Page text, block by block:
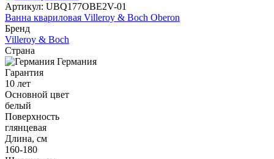
Артикул: UBQ177OBE2V-01
Ванна квариловая Villeroy & Boch Oberon
Бренд
Villeroy & Boch
Страна
Германия
Гарантия
10 лет
Основной цвет
белый
Поверхность
глянцевая
Длина, см
160-180